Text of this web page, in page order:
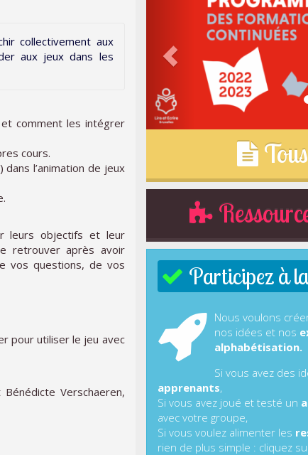
collectivement aux
aux jeux dans les
et comment les intégrer
cours.
l’animation de jeux
leurs objectifs et leur
retrouver après avoir
vos questions, de vos
pour utiliser le jeu avec
Verschaeren,
Participez à
Nous voulons
nos idées et nos
alphabétisation.
Si vous avez des
apprenants,
Si vous avez joué et testé un
avec votre groupe,
Si vous voulez alimenter les
rien de plus simple : cliquez